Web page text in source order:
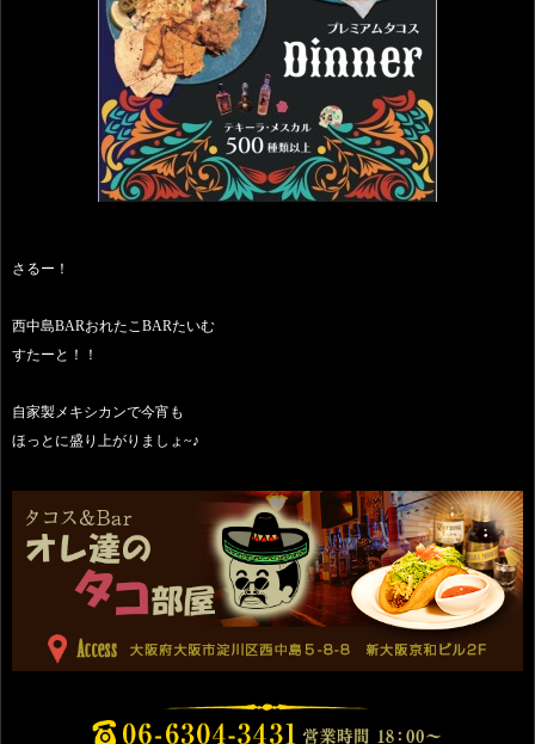
さるー！
西中島BARおれたこBARたいむ
すたーと！！
自家製メキシカンで今宵も
ほっとに盛り上がりましょ~♪